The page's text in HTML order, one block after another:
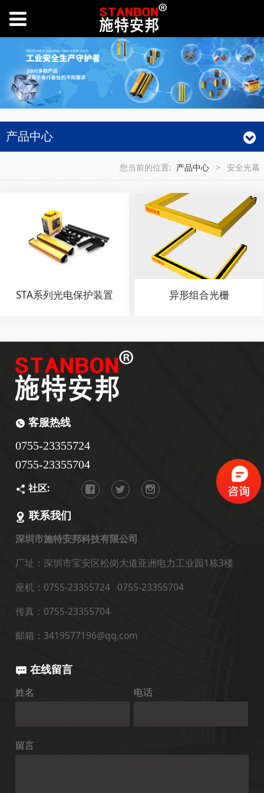
产品中心
您当前的位置: 产品中心 > 安全光幕
STA系列光电保护装置 异形组合光栅
客服热线
0755-23355724
0755-23355704
社区:
联系我们
深圳市施特安邦科技有限公司
厂址：深圳市宝安区松岗大道亚洲电力工业园1栋3楼
座机：0755-23355724 0755-23355704
传真：0755-23355704
邮箱：3419577196@qq.com
在线留言
姓名 电话
留言